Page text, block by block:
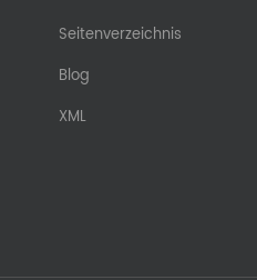
Seitenverzeichnis
Blog
XML